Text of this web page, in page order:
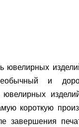
ювелирных
и
ювелирных
короткую
завершения